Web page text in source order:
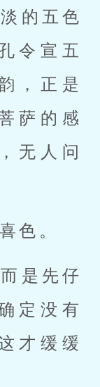
的五色
令宣五
，正是
萨的感
无人问
色。
是先仔
定没有
才缓缓